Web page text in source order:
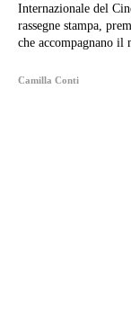
Internazionale del
rassegne stampa,
che accompagnano il
Camilla Conti